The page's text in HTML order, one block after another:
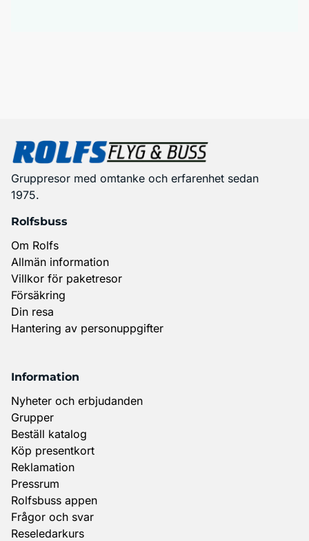
Gruppresor med omtanke och erfarenhet sedan
1975.
Rolfsbuss
Om Rolfs
Allmän information
Villkor för paketresor
Försäkring
Din resa
Hantering av personuppgifter
Information
Nyheter och erbjudanden
Grupper
Beställ katalog
Köp presentkort
Reklamation
Pressrum
Rolfsbuss appen
Frågor och svar
Reseledarkurs